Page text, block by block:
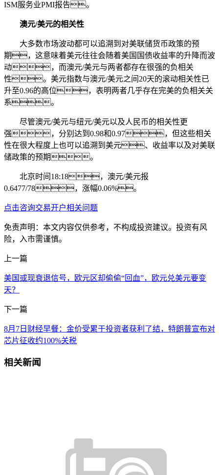
ISM服务业PMI报告。
澳元/美元的相关性
大多数市场波动都可以追溯到对美联储货币政策的预
期，这意味着美元往往会随着美国国债收益率的升降而波
动，而澳元/美元与两者都存在很强的负相关
性。美元指数与澳元/美元之间20天的滚动相关性已
升至0.96的高位，表明两者几乎存在完美的负相关关
系。
尽管澳元/美元与纽元/美元以及人民币的相关性更
强，分别达到0.98和0.97，但这些相关
性在很大程度上也可以追溯到美元、收益率以及对美联
储政策的预期。
北京时间18:18，澳元/美元报
0.6477/78，涨幅0.06%。
点击咨询交易开户相关问题
免责声明：本文内容仅供参考，不构成投资建议。投资有风
险，入市需谨慎。
上一篇
美国或现衰退信号，欧元区却偷偷“回血”，欧元兑美元要变
天？
下一篇
8月7日财经早餐：金价受累于投资者获利了结，特朗普宣布对
芯片征收约100%关税
相关新闻